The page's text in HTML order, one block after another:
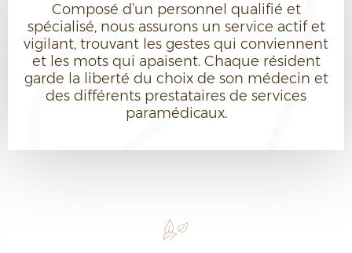
Composé d’un personnel qualifié et
spécialisé, nous assurons un service actif et
vigilant, trouvant les gestes qui conviennent
et les mots qui apaisent. Chaque résident
garde la liberté du choix de son médecin et
des différents prestataires de services
paramédicaux.